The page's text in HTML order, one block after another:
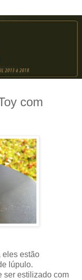
com
eles estão
lúpulo.
ser estilizado com